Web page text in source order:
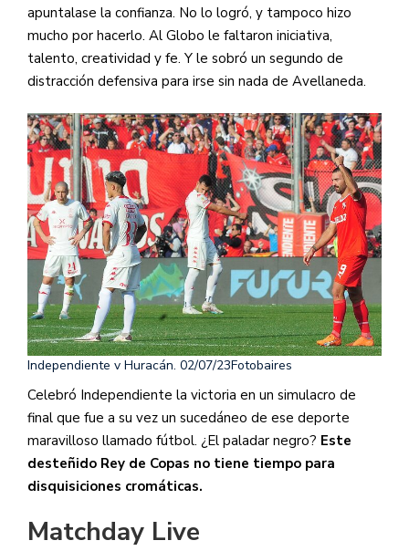
apuntalase la confianza. No lo logró, y tampoco hizo
mucho por hacerlo. Al Globo le faltaron iniciativa,
talento, creatividad y fe. Y le sobró un segundo de
distracción defensiva para irse sin nada de Avellaneda.
Independiente v Huracán. 02/07/23Fotobaires
Celebró Independiente la victoria en un simulacro de
final que fue a su vez un sucedáneo de ese deporte
maravilloso llamado fútbol. ¿El paladar negro? Este
desteñido Rey de Copas no tiene tiempo para
disquisiciones cromáticas.
Matchday Live